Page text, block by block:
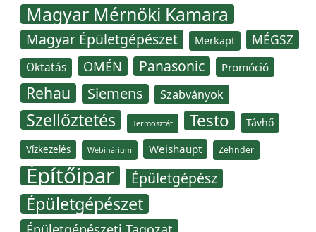
Magyar Mérnöki Kamara
Magyar Épületgépészet Merkapt MÉGSZ
Oktatás OMÉN Panasonic Promóció
Rehau Siemens Szabványok
Szellőztetés Termosztát Testo Távhő
Vízkezelés Webinárium Weishaupt Zehnder
Építőipar Épületgépész
Épületgépészet